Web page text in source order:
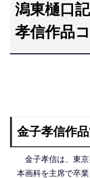
潟東樋口
孝信作品
金子孝信作
金子孝信は、東京
本画科を主席で卒